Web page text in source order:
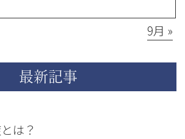
9月 »
最新記事
は？